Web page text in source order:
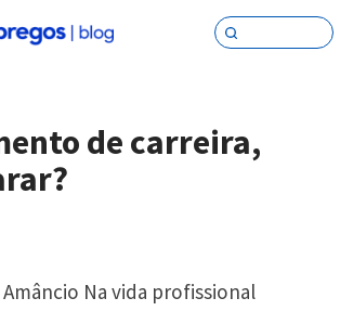
de carreira,
Na vida profissional